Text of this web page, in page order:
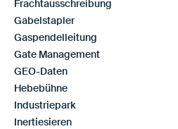
Frachtausschreibung
Gabelstapler
Gaspendelleitung
Gate Management
GEO-Daten
Hebebühne
Industriepark
Inertiesieren